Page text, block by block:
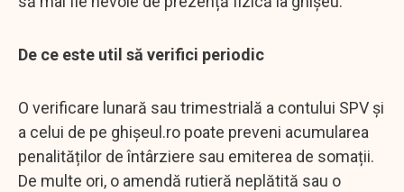
De ce este util să verifici periodic
O verificare lunară sau trimestrială a contului SPV și
a celui de pe ghișeul.ro poate preveni acumularea
penalităților de întârziere sau emiterea de somații.
De multe ori, o amendă rutieră neplătită sau o